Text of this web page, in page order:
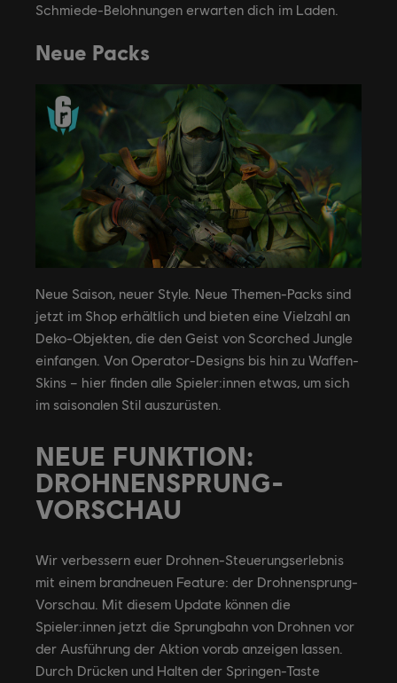
Schmiede-Belohnungen erwarten dich im Laden.
Neue Packs
Neue Saison, neuer Style. Neue Themen-Packs sind
jetzt im Shop erhältlich und bieten eine Vielzahl an
Deko-Objekten, die den Geist von Scorched Jungle
einfangen. Von Operator-Designs bis hin zu Waffen-
Skins – hier finden alle Spieler:innen etwas, um sich
im saisonalen Stil auszurüsten.
NEUE FUNKTION:
DROHNENSPRUNG-
VORSCHAU
Wir verbessern euer Drohnen-Steuerungserlebnis
mit einem brandneuen Feature: der Drohnensprung-
Vorschau. Mit diesem Update können die
Spieler:innen jetzt die Sprungbahn von Drohnen vor
der Ausführung der Aktion vorab anzeigen lassen.
Durch Drücken und Halten der Springen-Taste